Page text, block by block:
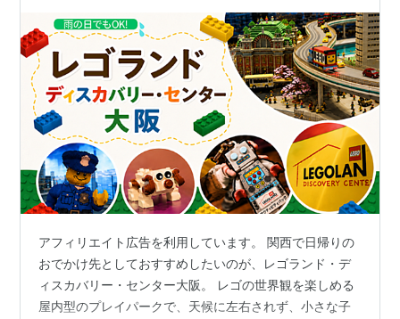
アフィリエイト広告を利用しています。 関西で日帰りの
おでかけ先としておすすめしたいのが、レゴランド・デ
ィスカバリー・センター大阪。 レゴの世界観を楽しめる
屋内型のプレイパークで、天候に左右されず、小さな子